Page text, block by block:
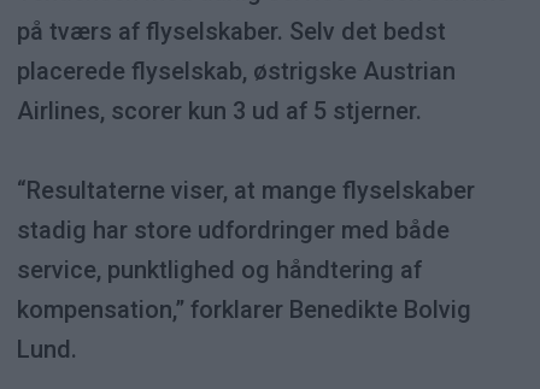
på tværs af flyselskaber. Selv det bedst
placerede flyselskab, østrigske Austrian
Airlines, scorer kun 3 ud af 5 stjerner.
“Resultaterne viser, at mange flyselskaber
stadig har store udfordringer med både
service, punktlighed og håndtering af
kompensation,” forklarer Benedikte Bolvig
Lund.